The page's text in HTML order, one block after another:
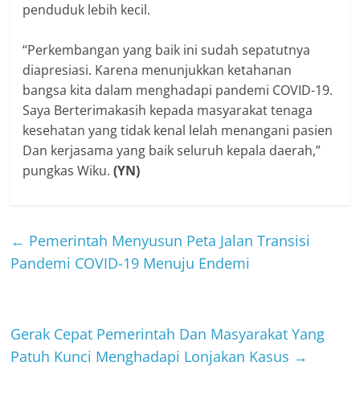
penduduk lebih kecil.
“Perkembangan yang baik ini sudah sepatutnya
diapresiasi. Karena menunjukkan ketahanan
bangsa kita dalam menghadapi pandemi COVID-19.
Saya Berterimakasih kepada masyarakat tenaga
kesehatan yang tidak kenal lelah menangani pasien
Dan kerjasama yang baik seluruh kepala daerah,”
pungkas Wiku.(YN)
← Pemerintah Menyusun Peta Jalan Transisi
Pandemi COVID-19 Menuju Endemi
Gerak Cepat Pemerintah Dan Masyarakat Yang
Patuh Kunci Menghadapi Lonjakan Kasus →